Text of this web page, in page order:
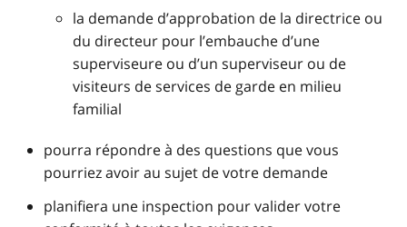
la demande d’approbation de la directrice ou
du directeur pour l’embauche d’une
superviseure ou d’un superviseur ou de
visiteurs de services de garde en milieu
familial
pourra répondre à des questions que vous
pourriez avoir au sujet de votre demande
planifiera une inspection pour valider votre